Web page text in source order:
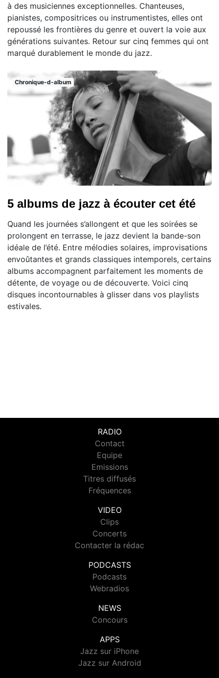
à des musiciennes exceptionnelles. Chanteuses,
pianistes, compositrices ou instrumentistes, elles ont
repoussé les frontières du genre et ouvert la voie aux
générations suivantes. Retour sur cinq femmes qui ont
marqué durablement le monde du jazz.
Chronique-d-album
5 albums de jazz à écouter cet été
Quand les journées s’allongent et que les soirées se
prolongent en terrasse, le jazz devient la bande-son
idéale de l’été. Entre mélodies solaires, improvisations
envoûtantes et grands classiques intemporels, certains
albums accompagnent parfaitement les moments de
détente, de voyage ou de découverte. Voici cinq
disques incontournables à glisser dans vos playlists
estivales.
RADIO
Contact
Equipe
Emissions
Titres diffusés
Fréquences
VIDEO
Clips
Concerts
Contacter la rédac
PODCASTS
Podcasts
Webradios
NEWS
Concours
APPS
Jazz sur iPhone
Jazz sur Android